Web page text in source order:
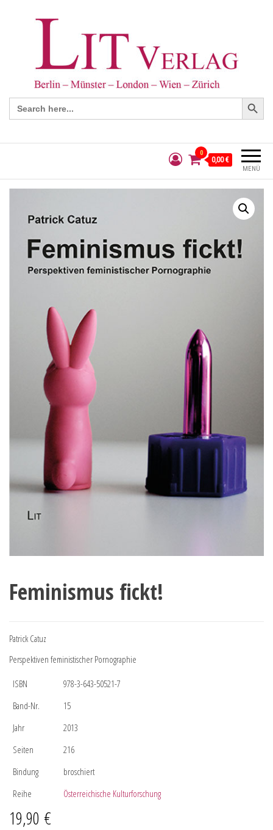
Search
for:
Search Button
MENÜ
0
0,00 €
Feminismus fickt!
Patrick Catuz
Perspektiven feministischer Pornographie
ISBN
978-3-643-50521-7
Band-Nr.
15
Jahr
2013
Seiten
216
Bindung
broschiert
Reihe
Österreichische Kulturforschung
19,90 €